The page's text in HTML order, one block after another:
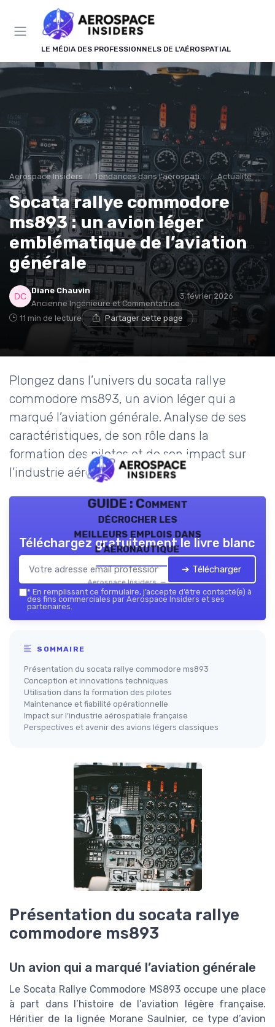
LE MÉDIA DES PROFESSIONNELS DE L'AÉROSPATIAL
Aerospace Insiders Tendances dans l'aérospatial Actualité
Socata rallye commodore
ms893 : un avion léger
emblématique de l’aviation
générale
Diane Chauvin
Ancienne Ingénieure et Commentatrice
3 février 2026
11 min de lecture Partager cette page
Plongez dans l’univers du socata rallye
commodore ms893, un avion léger qui a
marqué l’aviation générale. Analyse de ses
caractéristiques, de son rôle dans la
formation des pilotes et de son impact sur
l’industrie aérospatiale.
GUIDE : Comment
décrocher les
meilleurs emplois dans
l’aéronautique
Aerospace Insiders — 2026
Téléchargez gratuitement le livre blanc
➔ Télécharger
* En remplissant ce formulaire, j’accepte d’être contacté(e) à
des fins commerciales par Aerospace Insiders et ses
partenaires.
SOMMAIRE
Présentation du socata rallye commodore ms893
Conception et innovations techniques
Utilisation dans la formation des pilotes
Maintenance et fiabilité opérationnelle
Impact sur l’industrie aérospatiale française
Perspectives et avenir des avions légers classiques
Présentation du socata rallye
commodore ms893
Un avion qui a marqué l’aviation générale
Le Socata Rallye Commodore MS893 occupe une place
à part dans l’histoire de l’aviation légère française.
Héritier de la lignée Morane Saulnier, ce type d’avion
Panneau de gestion des cookies